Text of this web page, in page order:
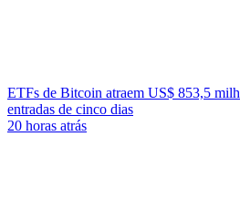
ETFs de Bitcoin atraem US$ 853,5
entradas de cinco dias
20 horas atrás